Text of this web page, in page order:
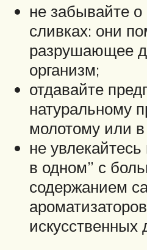
не забывайте о
сливках: они
разрушающее
организм;
отдавайте
натуральному
молотому или в
не
в одном” с
содержанием
искусственных